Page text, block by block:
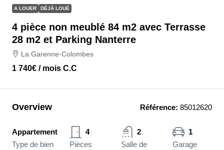
A LOUER DÉJÀ LOUÉ
4 pièce non meublé 84 m2 avec Terrasse
28 m2 et Parking Nanterre
La Garenne-Colombes
1 740€ / mois C.C
Overview Référence: 85012620
Appartement
Type de bien
4
Pièces
2
Salle de
1
Garage